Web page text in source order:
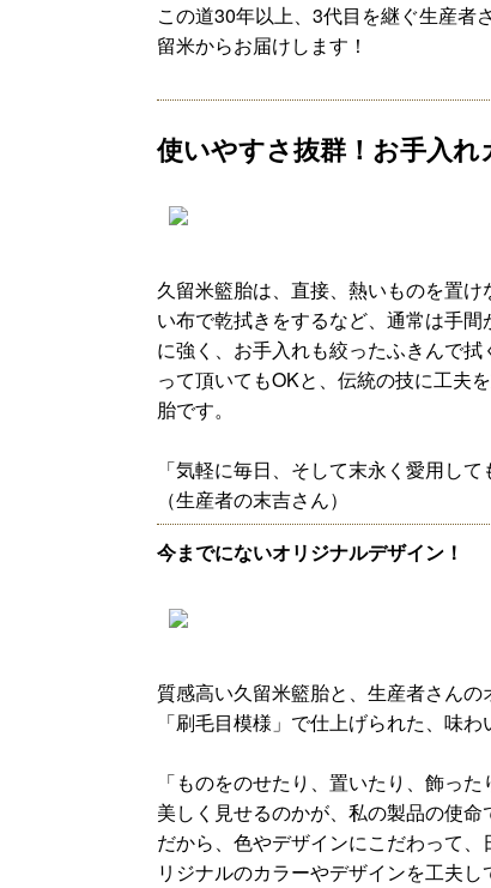
この道30年以上、3代目を継ぐ生産者
留米からお届けします！
使いやすさ抜群！お手入れ
久留米籃胎は、直接、熱いものを置
い布で乾拭きをするなど、通常は手
に強く、お手入れも絞ったふきんで
って頂いてもOKと、伝統の技に工夫
胎です。
「気軽に毎日、そして末永く愛用して
（生産者の末吉さん）
今までにないオリジナルデザイン！
質感高い久留米籃胎と、生産者さん
「刷毛目模様」で仕上げられた、味わ
「ものをのせたり、置いたり、飾っ
美しく見せるのかが、私の製品の使命
だから、色やデザインにこだわって
リジナルのカラーやデザインを工夫し